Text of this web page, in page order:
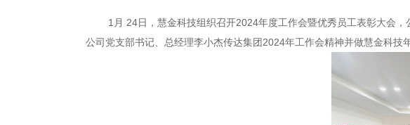
1月 24日，慧金科技组织召开2024年度工作会暨优秀员工表彰大会，
公司党支部书记、总经理李小杰传达集团2024年工作会精神并做慧金科技